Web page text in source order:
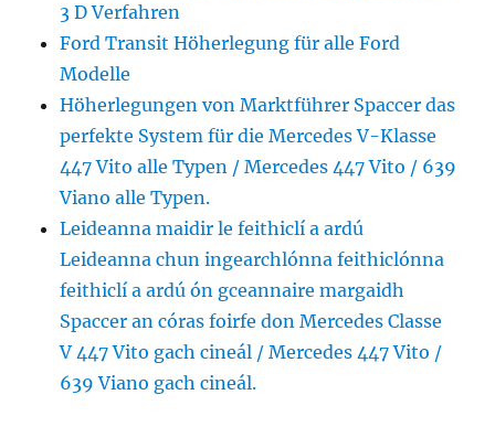
3 D Verfahren
Ford Transit Höherlegung für alle Ford
Modelle
Höherlegungen von Marktführer Spaccer das
perfekte System für die Mercedes V-Klasse
447 Vito alle Typen / Mercedes 447 Vito / 639
Viano alle Typen.
Leideanna maidir le feithiclí a ardú
Leideanna chun ingearchlónna feithiclónna
feithiclí a ardú ón gceannaire margaidh
Spaccer an córas foirfe don Mercedes Classe
V 447 Vito gach cineál / Mercedes 447 Vito /
639 Viano gach cineál.